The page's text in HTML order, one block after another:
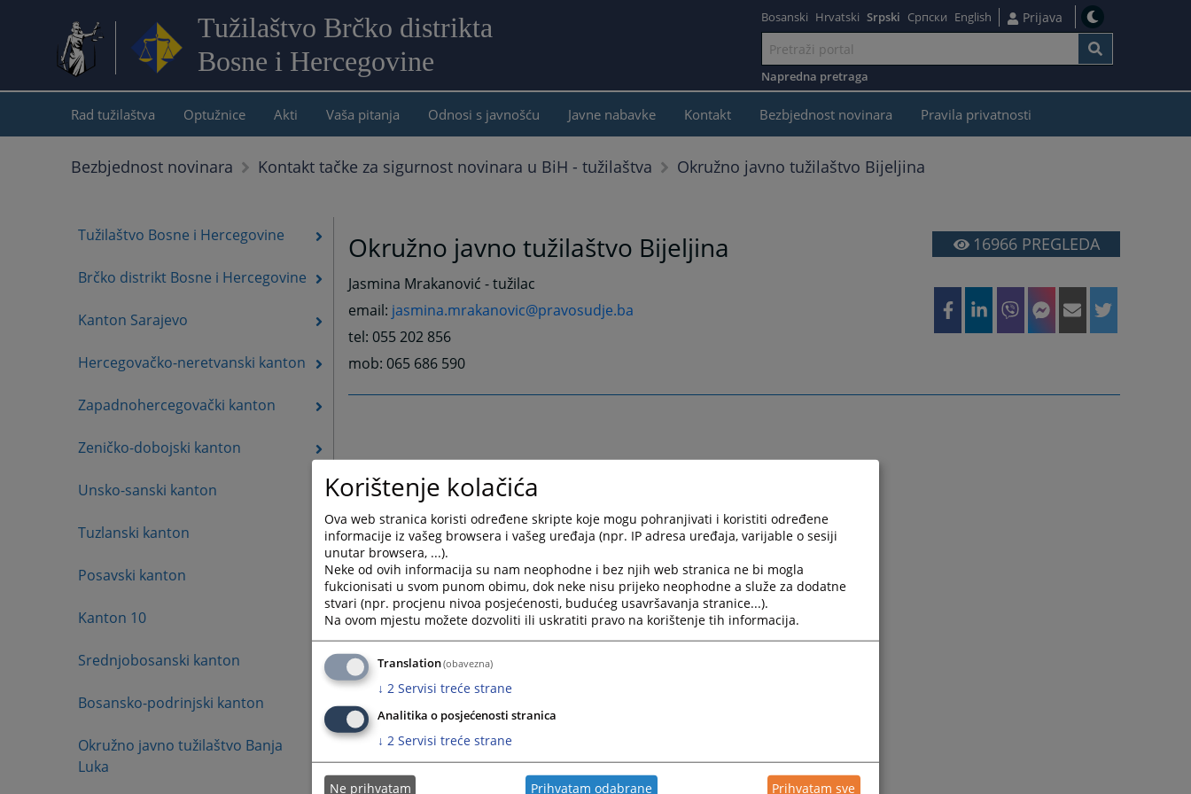
Tužilaštvo Brčko distrikta
Bosne i Hercegovine
sadržaj
Bosanski Hrvatski Srpski Српски English Prijava
Napredna pretraga
Rad tužilaštva Optužnice Akti Vaša pitanja Odnosi s javnošću Javne nabavke Kontakt Bezbjednost novinara Pravila privatnosti
Bezbjednost novinara Kontakt tačke za sigurnost novinara u BiH - tužilaštva Okružno javno tužilaštvo Bijeljina
Tužilaštvo Bosne i Hercegovine
Brčko distrikt Bosne i Hercegovine
Kanton Sarajevo
Hercegovačko-neretvanski kanton
Zapadnohercegovački kanton
Zeničko-dobojski kanton
Unsko-sanski kanton
Tuzlanski kanton
Posavski kanton
Kanton 10
Srednjobosanski kanton
Bosansko-podrinjski kanton
Okružno javno tužilaštvo Banja
Luka
Okružno javno tužilaštvo Bijeljina
Jasmina Mrakanović - tužilac
email: jasmina.mrakanovic@pravosudje.ba
tel: 055 202 856
mob: 065 686 590
16966PREGLEDA
Korištenje kolačića
Ova web stranica koristi određene skripte koje mogu pohranjivati i koristiti određene
informacije iz vašeg browsera i vašeg uređaja (npr. IP adresa uređaja, varijable o sesiji
unutar browsera, ...).
Neke od ovih informacija su nam neophodne i bez njih web stranica ne bi mogla
fukcionisati u svom punom obimu, dok neke nisu prijeko neophodne a služe za dodatne
stvari (npr. procjenu nivoa posjećenosti, budućeg usavršavanja stranice...).
Na ovom mjestu možete dozvoliti ili uskratiti pravo na korištenje tih informacija.
Translation(obavezna)
↓ 2 Servisi treće strane
Analitika o posjećenosti stranica
↓ 2 Servisi treće strane
Ne prihvatam Prihvatam odabrane Prihvatam sve